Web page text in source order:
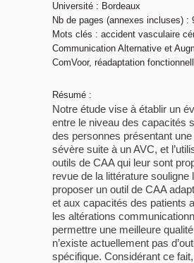
Université : Bordeaux
Nb de pages (annexes incluses) :
Mots clés : accident vasculaire
Communication Alternative et
ComVoor, réadaptation
Résumé :
Notre étude vise à établir un
entre le niveau des capacités
des personnes présentant
sévère suite à un AVC, et
outils de CAA qui leur sont
revue de la littérature souligne
proposer un outil de CAA
et aux capacités des patients
les altérations
permettre une meilleure
n’existe actuellement pas
spécifique. Considérant ce